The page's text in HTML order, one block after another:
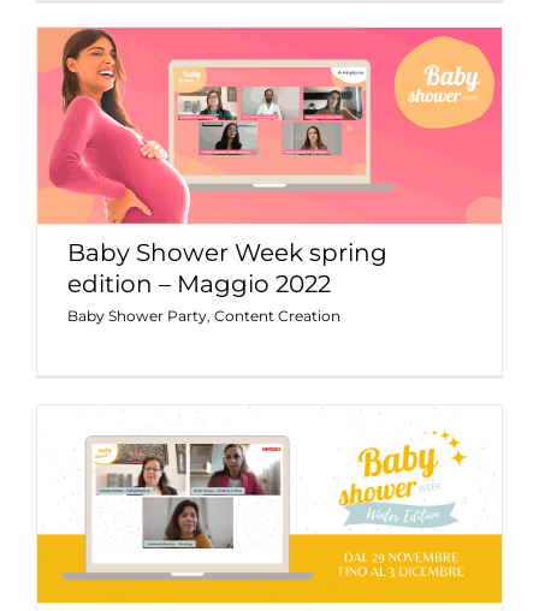
Baby Shower Week spring edition –
Maggio 2022
Baby Shower Party Content Creation
Baby Shower Week spring
edition – Maggio 2022
Baby Shower Party, Content Creation
Baby Shower Week winter edition –
Novembre 2021
Baby Shower Party Content Creation